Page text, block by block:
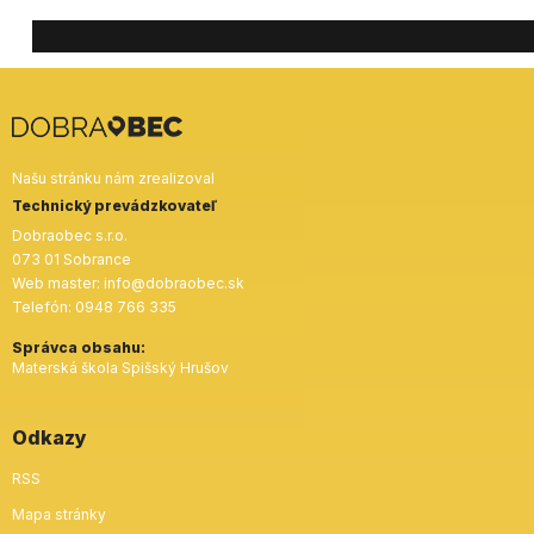
Našu stránku nám zrealizoval
Technický prevádzkovateľ
Dobraobec s.r.o.
073 01 Sobrance
Web master: info@dobraobec.sk
Telefón: 0948 766 335
Správca obsahu:
Materská škola Spišský Hrušov
Odkazy
RSS
Mapa stránky